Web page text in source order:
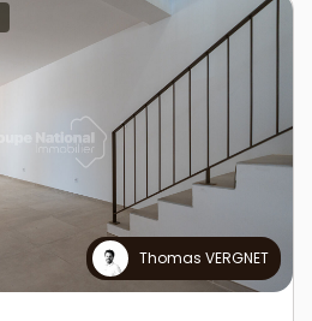
Thomas VERGNET